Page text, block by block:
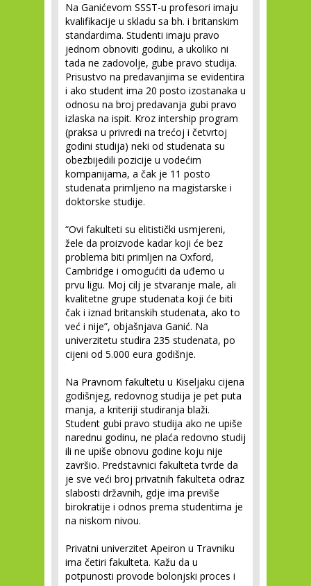
Na Ganićevom SSST-u profesori imaju
kvalifikacije u skladu sa bh. i britanskim
standardima. Studenti imaju pravo
jednom obnoviti godinu, a ukoliko ni
tada ne zadovolje, gube pravo studija.
Prisustvo na predavanjima se evidentira
i ako student ima 20 posto izostanaka u
odnosu na broj predavanja gubi pravo
izlaska na ispit. Kroz intership program
(praksa u privredi na trećoj i četvrtoj
godini studija) neki od studenata su
obezbijedili pozicije u vodećim
kompanijama, a čak je 11 posto
studenata primljeno na magistarske i
doktorske studije.
“Ovi fakulteti su elitistički usmjereni,
žele da proizvode kadar koji će bez
problema biti primljen na Oxford,
Cambridge i omogućiti da uđemo u
prvu ligu. Moj cilj je stvaranje male, ali
kvalitetne grupe studenata koji će biti
čak i iznad britanskih studenata, ako to
već i nije”, objašnjava Ganić. Na
univerzitetu studira 235 studenata, po
cijeni od 5.000 eura godišnje.
Na Pravnom fakultetu u Kiseljaku cijena
godišnjeg, redovnog studija je pet puta
manja, a kriteriji studiranja blaži.
Student gubi pravo studija ako ne upiše
narednu godinu, ne plaća redovno studij
ili ne upiše obnovu godine koju nije
završio. Predstavnici fakulteta tvrde da
je sve veći broj privatnih fakulteta odraz
slabosti državnih, gdje ima previše
birokratije i odnos prema studentima je
na niskom nivou.
Privatni univerzitet Apeiron u Travniku
ima četiri fakulteta. Kažu da u
potpunosti provode bolonjski proces i